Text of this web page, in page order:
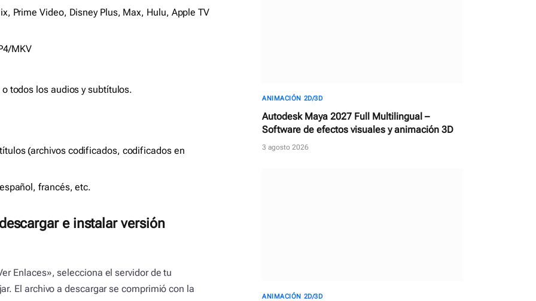
Prime Video, Disney Plus, Max, Hulu, Apple TV
MKV
todos los audios y subtítulos.
(archivos codificados, codificados en
francés, etc.
e instalar versión
Enlaces», selecciona el servidor de tu
El archivo a descargar se comprimió con la
ANIMACIÓN 2D/3D
Autodesk Maya 2027 Full Multilingual –
Software de efectos visuales y animación 3D
3 agosto 2026
ANIMACIÓN 2D/3D